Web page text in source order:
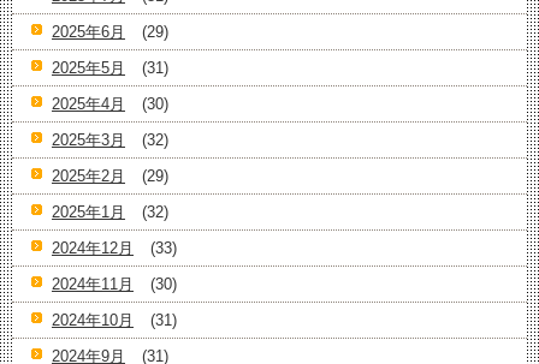
2025年6月
(29)
2025年5月
(31)
2025年4月
(30)
2025年3月
(32)
2025年2月
(29)
2025年1月
(32)
2024年12月
(33)
2024年11月
(30)
2024年10月
(31)
2024年9月
(31)